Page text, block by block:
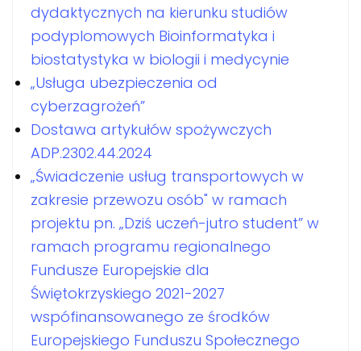
dydaktycznych na kierunku studiów
podyplomowych Bioinformatyka i
biostatystyka w biologii i medycynie
„Usługa ubezpieczenia od
cyberzagrożeń”
Dostawa artykułów spożywczych
ADP.2302.44.2024
„Świadczenie usług transportowych w
zakresie przewozu osób" w ramach
projektu pn. „Dziś uczeń-jutro student” w
ramach programu regionalnego
Fundusze Europejskie dla
Świętokrzyskiego 2021-2027
wspófinansowanego ze środków
Europejskiego Funduszu Społecznego